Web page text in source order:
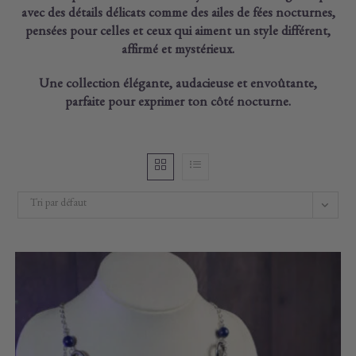
avec des détails délicats comme des ailes de fées nocturnes,
pensées pour celles et ceux qui aiment un style différent,
affirmé et mystérieux.
Une collection élégante, audacieuse et envoûtante,
parfaite pour exprimer ton côté nocturne.
Tri par défaut